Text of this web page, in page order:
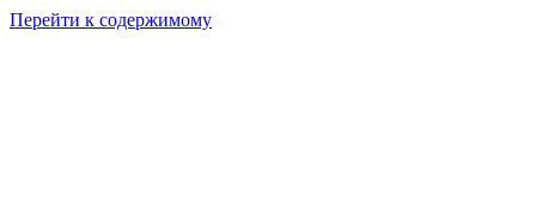
Перейти к содержимому